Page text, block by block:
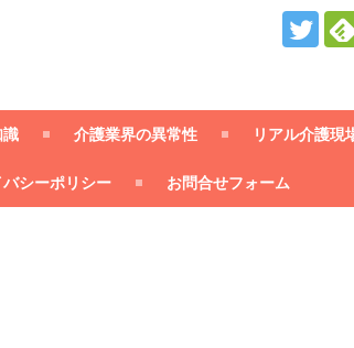
介護業界の異常性 リアル介護現
シーポリシー お問合せフォーム